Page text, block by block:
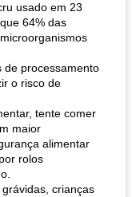
usado em 23
64% das
de processamento
o risco de
tente comer
maior
alimentar
rolos
crianças